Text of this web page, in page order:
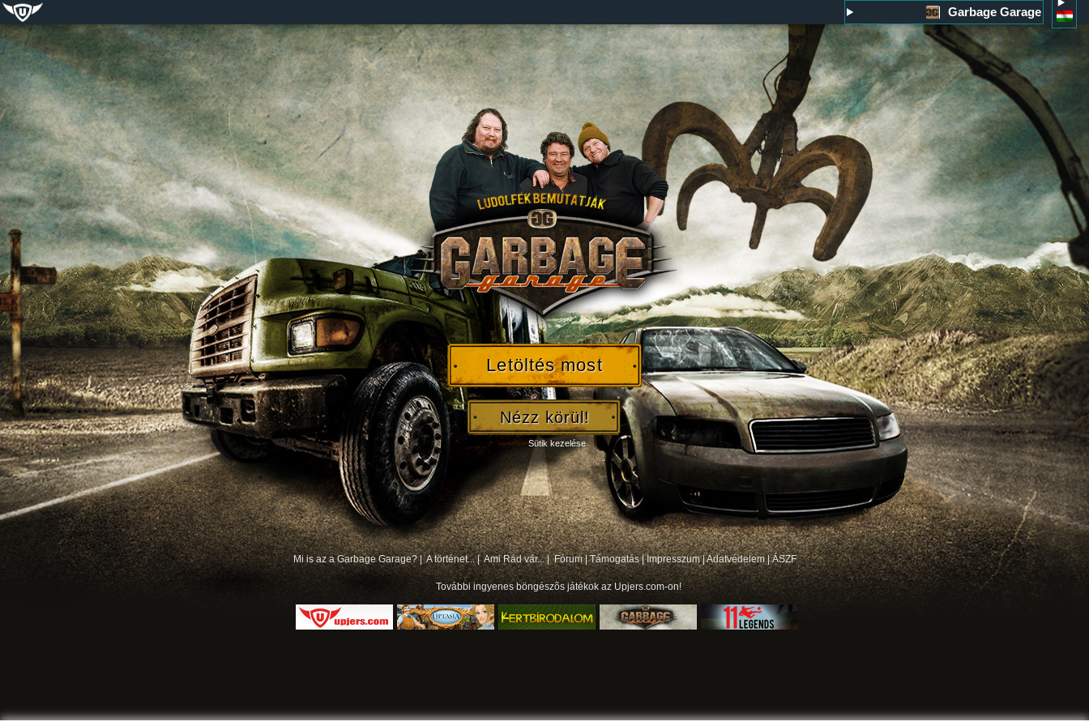
Garbage Garage
Letöltés most
Nézz körül!
Mi is az a Garbage Garage? |A történet... |Ami Rád vár... | Fórum|Támogatás|Impresszum|Adatvédelem|ÁSZF
Továbbiingyenes böngészõs játékokaz Upjers.com-on!
Sütik kezelése